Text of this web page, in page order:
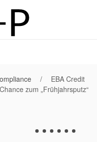
EBA Credit
zum „Frühjahrsputz“